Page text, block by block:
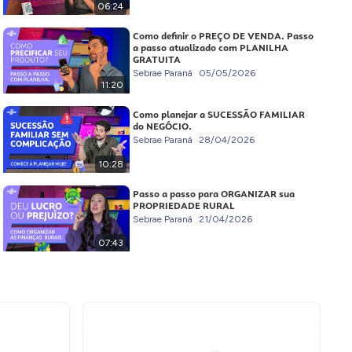
06:24
11:20
Como definir o PREÇO DE VENDA. Passo
a passo atualizado com PLANILHA
GRATUITA
Sebrae Paraná 05/05/2026
10:28
Como planejar a SUCESSÃO FAMILIAR
do NEGÓCIO.
Sebrae Paraná 28/04/2026
07:43
Passo a passo para ORGANIZAR sua
PROPRIEDADE RURAL
Sebrae Paraná 21/04/2026